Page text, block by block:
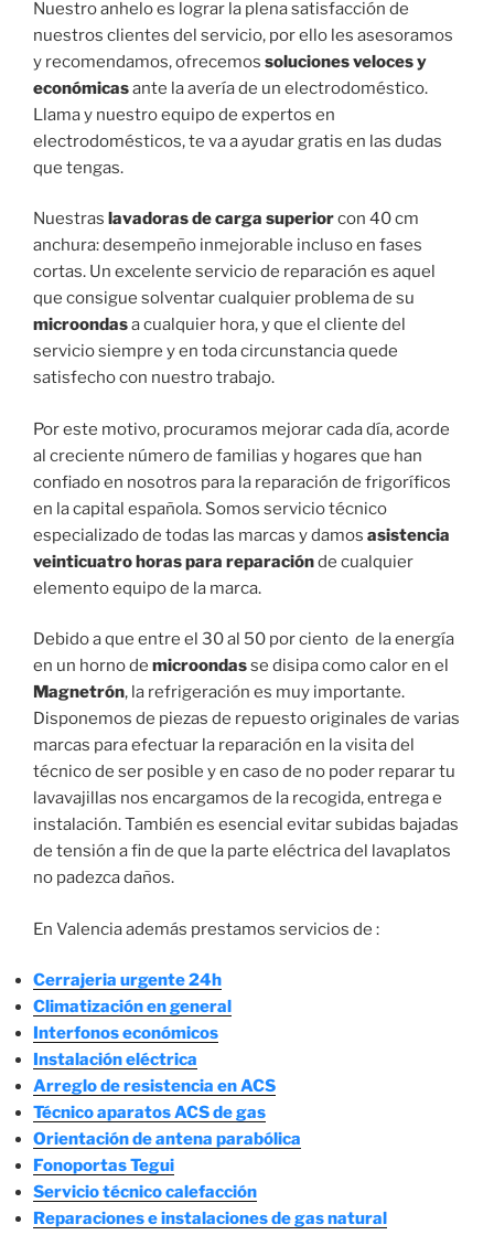
Nuestro anhelo es lograr la plena satisfacción de
nuestros clientes del servicio, por ello les asesoramos
y recomendamos, ofrecemos soluciones veloces y
económicasante la avería de un electrodoméstico.
Llama y nuestro equipo de expertos en
electrodomésticos, te va a ayudar gratis en las dudas
que tengas.
Nuestras lavadoras de carga superiorcon 40 cm
anchura: desempeño inmejorable incluso en fases
cortas. Un excelente servicio de reparación es aquel
que consigue solventar cualquier problema de su
microondasa cualquier hora, y que el cliente del
servicio siempre y en toda circunstancia quede
satisfecho con nuestro trabajo.
Por este motivo, procuramos mejorar cada día, acorde
al creciente número de familias y hogares que han
confiado en nosotros para la reparación de frigoríficos
en la capital española. Somos servicio técnico
especializado de todas las marcas y damos asistencia
veinticuatro horas para reparaciónde cualquier
elemento equipo de la marca.
Debido a que entre el 30 al 50 por ciento de la energía
en un horno de microondasse disipa como calor en el
Magnetrón, la refrigeración es muy importante.
Disponemos de piezas de repuesto originales de varias
marcas para efectuar la reparación en la visita del
técnico de ser posible y en caso de no poder reparar tu
lavavajillas nos encargamos de la recogida, entrega e
instalación. También es esencial evitar subidas bajadas
de tensión a fin de que la parte eléctrica del lavaplatos
no padezca daños.
En Valencia además prestamos servicios de :
Cerrajeria urgente 24h
Climatización en general
Interfonos económicos
Instalación eléctrica
Arreglo de resistencia en ACS
Técnico aparatos ACS de gas
Orientación de antena parabólica
Fonoportas Tegui
Servicio técnico calefacción
Reparaciones e instalaciones de gas natural